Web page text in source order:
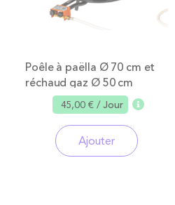
au chaud, le chocolat reste
longtemps. Pour préserver la
recommandons d’effectuer des
d’utilisation.
Poêle à paëlla Ø 70 cm et
réchaud gaz Ø 50 cm
45,00 €/ Jour
Ajouter